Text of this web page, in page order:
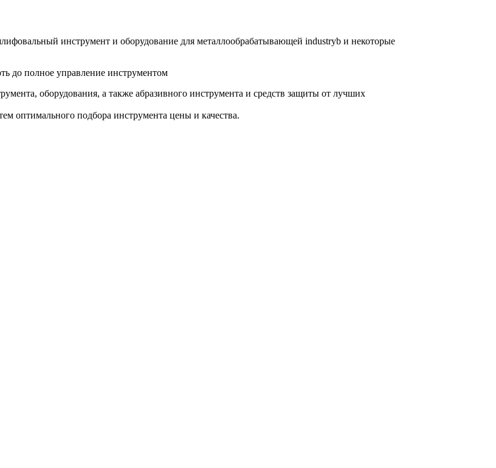
инструмент и оборудование для металлообрабатывающей industryb и некоторые
до полное управление инструментом
оборудования, а также абразивного инструмента и средств защиты от лучших
оптимального подбора инструмента цены и качества.